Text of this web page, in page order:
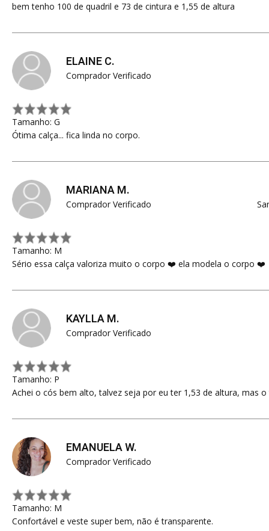
bem tenho 100 de quadril e 73 de cintura e 1,55 de altura
ELAINE C.
Comprador Verificado
Tamanho: G
Ótima calça... fica linda no corpo.
MARIANA M.
Comprador Verificado
Tamanho: M
Sério essa calça valoriza muito o corpo ❤️ ela modela o corpo ❤️
KAYLLA M.
Comprador Verificado
Tamanho: P
Achei o cós bem alto, talvez seja por eu ter 1,53 de altura, mas
EMANUELA W.
Comprador Verificado
Tamanho: M
Confortável e veste super bem, não é transparente.